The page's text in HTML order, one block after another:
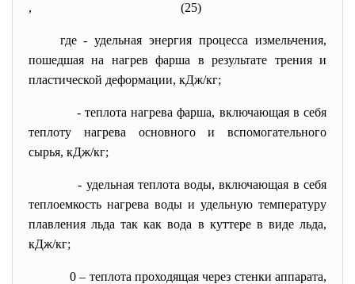
, (25)
где- удельная энергия процесса измельчения,
пошедшая на нагрев фарша в результате трения и
пластической деформации, кДж/кг;
- теплота нагрева фарша, включающая в себя
теплоту нагрева основного и вспомогательного
сырья, кДж/кг;
- удельная теплота воды, включающая в себя
теплоемкость нагрева воды и удельную температуру
плавления льдатак как вода в куттере в виде льда,
кДж/кг;
0 – теплота проходящая через стенки аппарата,